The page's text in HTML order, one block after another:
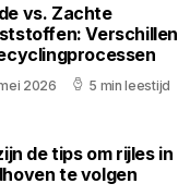
vs. Zachte
Verschillen
2026 5 min leestijd
de tips om rijles in
te volgen